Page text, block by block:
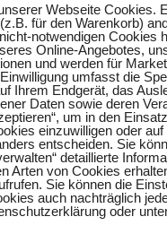
Webseite Cookies.
für den Warenkorb)
notwendigen Cookies
Online-Angebotes,
und werden für
umfasst die
Ihrem Endgerät, das
Daten sowie deren
um in den
einzuwilligen oder auf
entscheiden. Sie
detaillierte
Arten von Cookies
Sie können die
auch nachträglich
oder